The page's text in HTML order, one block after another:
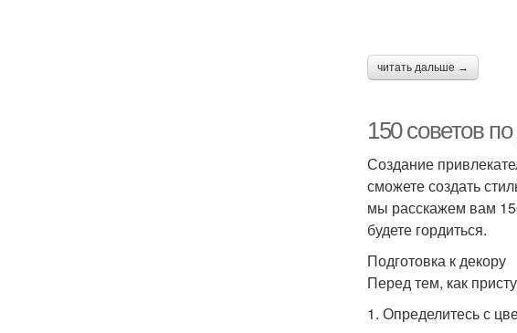
читать дальше →
150 советов
Создание
сможете создать
мы расскажем вам
будете гордиться.
Подготовка к декору
Перед тем, как
1. Определитесь с